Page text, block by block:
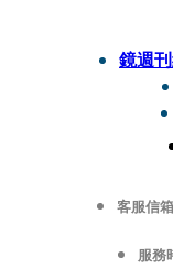
鏡週
客服信箱
服務